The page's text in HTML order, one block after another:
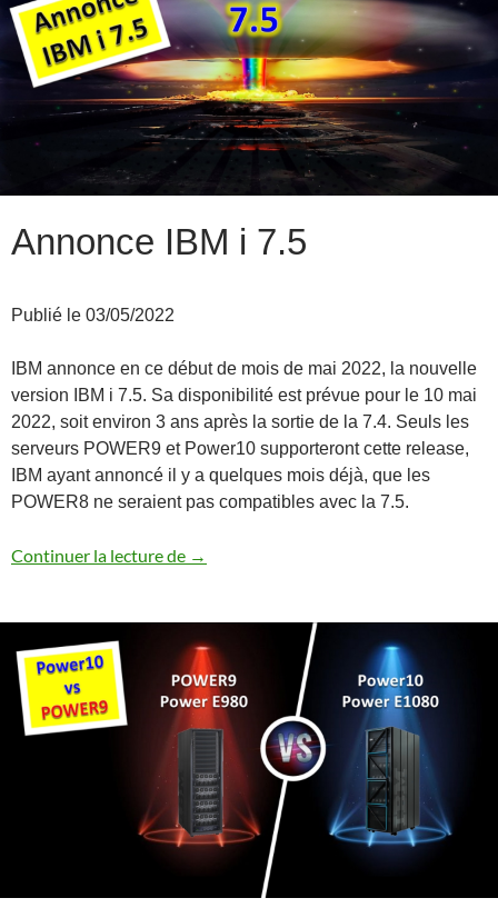
Annonce IBM i 7.5
Publié le 03/05/2022
IBM annonce en ce début de mois de mai 2022, la nouvelle
version IBM i 7.5. Sa disponibilité est prévue pour le 10 mai
2022, soit environ 3 ans après la sortie de la 7.4. Seuls les
serveurs POWER9 et Power10 supporteront cette release,
IBM ayant annoncé il y a quelques mois déjà, que les
POWER8 ne seraient pas compatibles avec la 7.5.
Continuer la lecture de Annonce IBM i 7.5
→